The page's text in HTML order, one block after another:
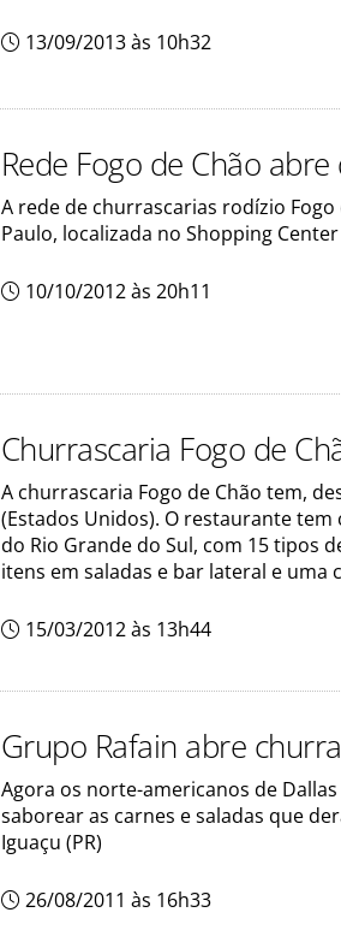
13/09/2013 às 10h32
Rede Fogo de Chão
A rede de churrascarias rodízio
Paulo, localizada no Shopping
10/10/2012 às 20h11
Churrascaria Fogo de
A churrascaria Fogo de Chão tem,
(Estados Unidos). O restaurante
do Rio Grande do Sul, com 15 tipos
itens em saladas e bar lateral e uma
15/03/2012 às 13h44
Grupo Rafain abre
Agora os norte-americanos de
saborear as carnes e saladas que
Iguaçu (PR)
26/08/2011 às 16h33